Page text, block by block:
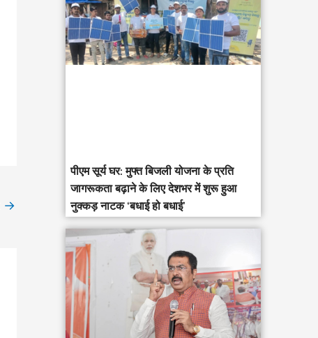
→
पीएम सूर्य घर: मुफ्त बिजली योजना के प्रति
जागरूकता बढ़ाने के लिए देशभर में शुरू हुआ
नुक्कड़ नाटक ‘बधाई हो बधाई’